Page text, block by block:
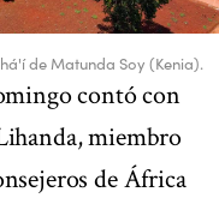
de Matunda Soy (Kenia).
contó con
miembro
de África